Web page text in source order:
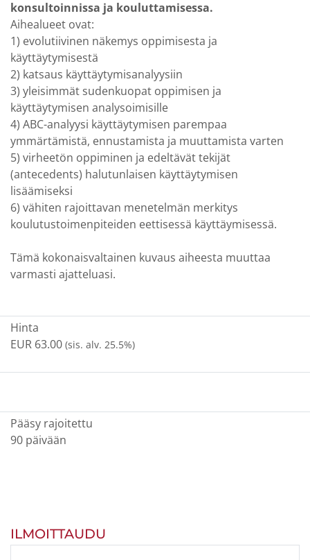
konsultoinnissa ja kouluttamisessa.
Aihealueet ovat:
1) evolutiivinen näkemys oppimisesta ja
käyttäytymisestä
2) katsaus käyttäytymisanalyysiin
3) yleisimmät sudenkuopat oppimisen ja
käyttäytymisen analysoimisille
4) ABC-analyysi käyttäytymisen parempaa
ymmärtämistä, ennustamista ja muuttamista varten
5) virheetön oppiminen ja edeltävät tekijät
(antecedents) halutunlaisen käyttäytymisen
lisäämiseksi
6) vähiten rajoittavan menetelmän merkitys
koulutustoimenpiteiden eettisessä käyttäymisessä.
Tämä kokonaisvaltainen kuvaus aiheesta muuttaa
varmasti ajatteluasi.
Hinta
EUR 63.00 (sis. alv. 25.5%)
Pääsy rajoitettu
90 päivään
ILMOITTAUDU